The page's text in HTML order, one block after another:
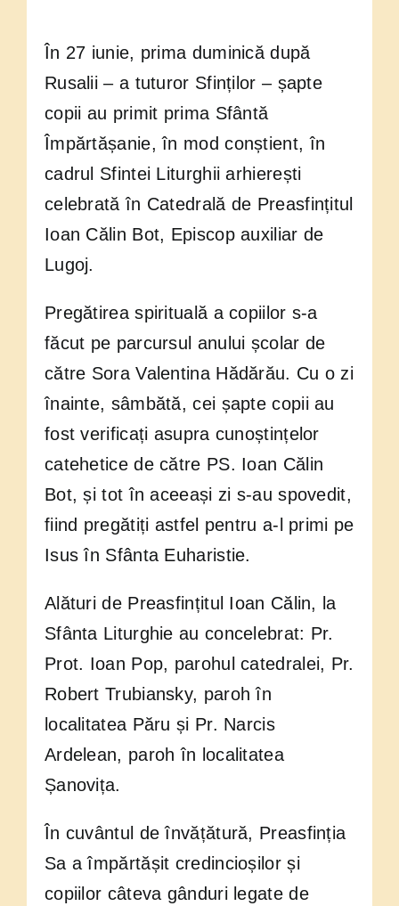
În 27 iunie, prima duminică după
Rusalii – a tuturor Sfinților – șapte
copii au primit prima Sfântă
Împărtășanie, în mod conștient, în
cadrul Sfintei Liturghii arhierești
celebrată în Catedrală de Preasfințitul
Ioan Călin Bot, Episcop auxiliar de
Lugoj.
Pregătirea spirituală a copiilor s-a
făcut pe parcursul anului școlar de
către Sora Valentina Hădărău. Cu o zi
înainte, sâmbătă, cei șapte copii au
fost verificați asupra cunoștințelor
catehetice de către PS. Ioan Călin
Bot, și tot în aceeași zi s-au spovedit,
fiind pregătiți astfel pentru a-l primi pe
Isus în Sfânta Euharistie.
Alături de Preasfințitul Ioan Călin, la
Sfânta Liturghie au concelebrat: Pr.
Prot. Ioan Pop, parohul catedralei, Pr.
Robert Trubiansky, paroh în
localitatea Păru și Pr. Narcis
Ardelean, paroh în localitatea
Șanovița.
În cuvântul de învățătură, Preasfinția
Sa a împărtășit credincioșilor și
copiilor câteva gânduri legate de